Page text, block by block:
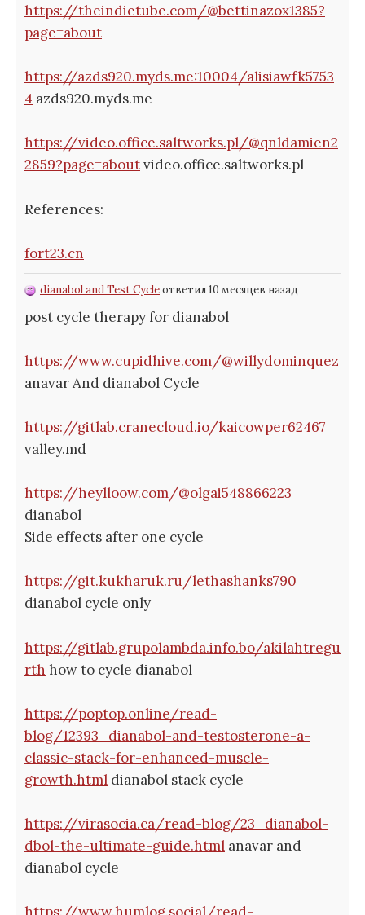
https://theindietube.com/@bettinazox1385?
page=about
https://azds920.myds.me:10004/alisiawfk5753
4 azds920.myds.me
https://video.office.saltworks.pl/@qnldamien2
2859?page=aboutvideo.office.saltworks.pl
References:
fort23.cn
dianabol and Test Cycleответил 10 месяцев назад
post cycle therapy for dianabol
https://www.cupidhive.com/@willydominquez
anavar And dianabol Cycle
https://gitlab.cranecloud.io/kaicowper62467
valley.md
https://heylloow.com/@olgai548866223
dianabol
Side effects after one cycle
https://git.kukharuk.ru/lethashanks790
dianabol cycle only
https://gitlab.grupolambda.info.bo/akilahtregu
rth how to cycle dianabol
https://poptop.online/read-
blog/12393_dianabol-and-testosterone-a-
classic-stack-for-enhanced-muscle-
growth.html dianabol stack cycle
https://virasocia.ca/read-blog/23_dianabol-
dbol-the-ultimate-guide.html anavar and
dianabol cycle